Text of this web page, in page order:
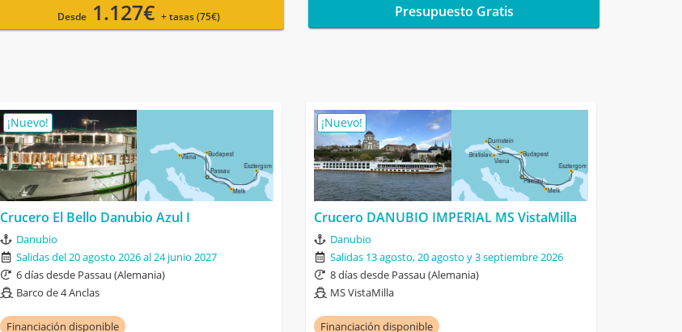
Desde1.127€ + tasas (75€) Presupuesto Gratis
¡Nuevo!
Crucero El Bello Danubio Azul I
Danubio
Salidas del 20 agosto 2026 al 24 junio 2027
6 días desde Passau (Alemania)
Barco de 4 Anclas
Financiación disponible
¡Nuevo!
Crucero DANUBIO IMPERIAL MS VistaMilla
Danubio
Salidas 13 agosto, 20 agosto y 3 septiembre 2026
8 días desde Passau (Alemania)
MS VistaMilla
Financiación disponible